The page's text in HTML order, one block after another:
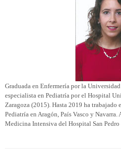
Graduada en Enfermería por la
especialista en Pediatría por el Hospital
Zaragoza (2015). Hasta 2019 ha
Pediatría en Aragón, País Vasco y
Medicina Intensiva del Hospital San